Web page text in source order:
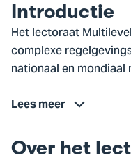
Introductie
Het lectoraat
complexe
nationaal en mondiaal
Lees meer
Over het